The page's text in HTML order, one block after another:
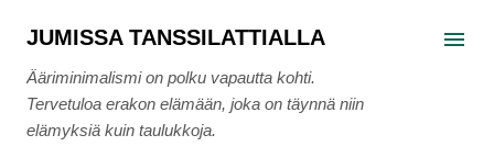
Siirry pääsisältöön
JUMISSA TANSSILATTIALLA
Ääriminimalismi on polku vapautta kohti.
Tervetuloa erakon elämään, joka on täynnä niin
elämyksiä kuin taulukkoja.